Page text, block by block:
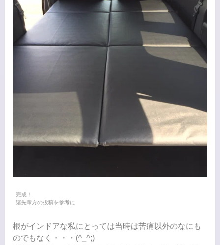
完成！
諸先輩方の投稿を参考に
根がインドアな私にとっては当時は苦痛以外のなにも
のでもなく・・・(^_^;)